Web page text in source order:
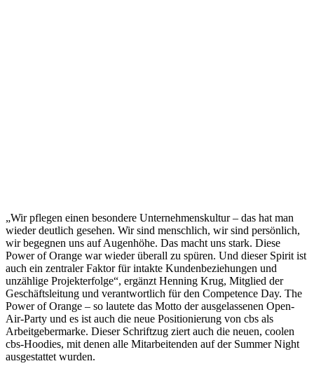
„Wir pflegen einen besondere Unternehmenskultur – das hat man
wieder deutlich gesehen. Wir sind menschlich, wir sind persönlich,
wir begegnen uns auf Augenhöhe. Das macht uns stark. Diese
Power of Orange war wieder überall zu spüren. Und dieser Spirit ist
auch ein zentraler Faktor für intakte Kundenbeziehungen und
unzählige Projekterfolge“, ergänzt Henning Krug, Mitglied der
Geschäftsleitung und verantwortlich für den Competence Day. The
Power of Orange – so lautete das Motto der ausgelassenen Open-
Air-Party und es ist auch die neue Positionierung von cbs als
Arbeitgebermarke. Dieser Schriftzug ziert auch die neuen, coolen
cbs-Hoodies, mit denen alle Mitarbeitenden auf der Summer Night
ausgestattet wurden.